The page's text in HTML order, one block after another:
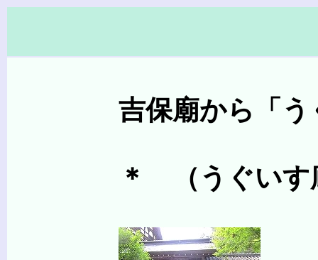
吉保廟から「うぐい
＊ （うぐいす廊